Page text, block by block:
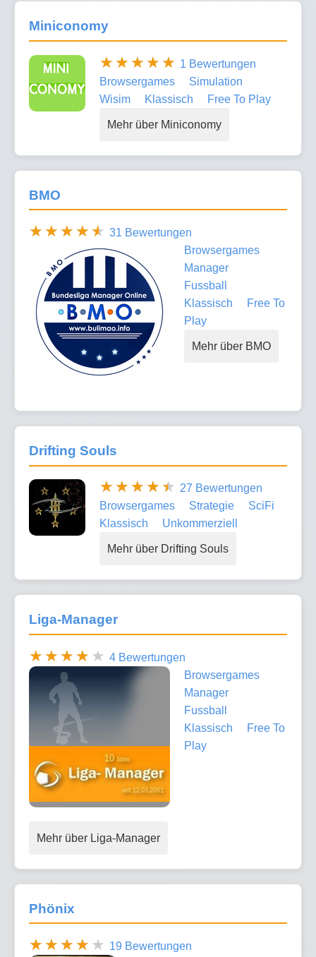
Miniconomy
1 Bewertungen
Browsergames
Simulation
Wisim
Klassisch Free To Play
Mehr über Miniconomy
BMO
31 Bewertungen
Browsergames
Manager
Fussball
Klassisch
Free To
Play
Mehr über BMO
Drifting Souls
27 Bewertungen
Browsergames
Strategie
SciFi
Klassisch
Unkommerziell
Mehr über Drifting Souls
Liga-Manager
4 Bewertungen
Browsergames
Manager
Fussball
Klassisch
Free To
Play
Mehr über Liga-Manager
Phönix
19 Bewertungen